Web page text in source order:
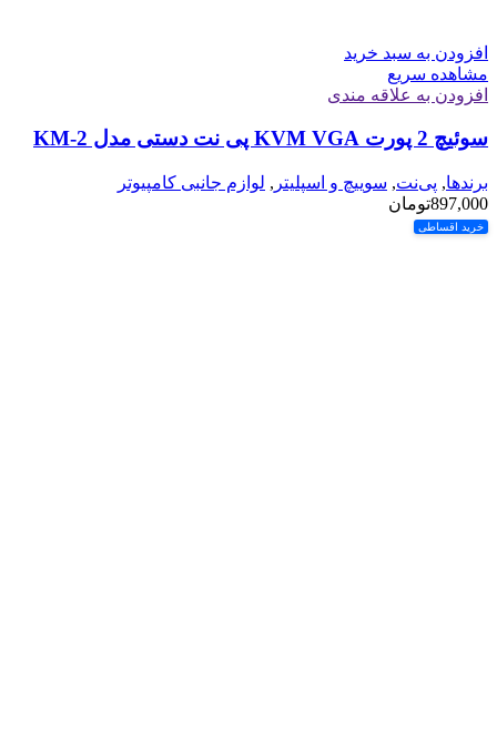
افزودن به سبد خرید
مشاهده سریع
افزودن به علاقه مندی
سوئیچ 2 پورت KVM VGA پی نت دستی مدل KM-2
برندها, پی‌نت, سوییچ و اسپلیتر , لوازم جانبی کامپیوتر
897,000تومان
خرید اقساطی